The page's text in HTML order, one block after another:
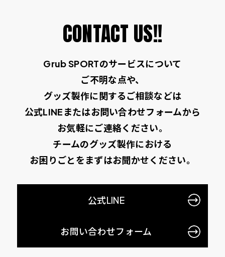
CONTACT US!!
Grub SPORTのサービスについて
ご不明な点や、
グッズ製作に関するご相談などは
公式LINEまたはお問い合わせフォームから
お気軽にご連絡ください。
チームのグッズ製作における
お困りごとをまずはお聞かせください。
公式LINE
お問い合わせフォーム